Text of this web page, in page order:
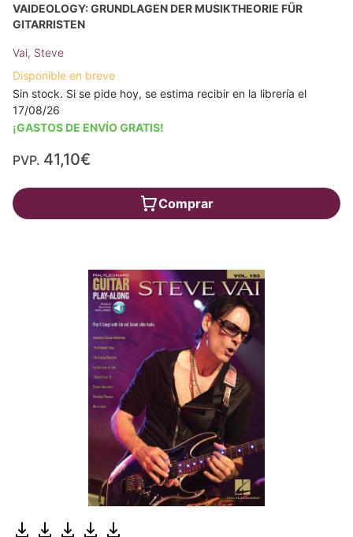
VAIDEOLOGY: GRUNDLAGEN DER MUSIKTHEORIE FÜR
GITARRISTEN
Vai, Steve
Disponible en breve
Sin stock. Si se pide hoy, se estima recibir en la librería el
17/08/26
¡GASTOS DE ENVÍO GRATIS!
PVP. 41,10€
Comprar